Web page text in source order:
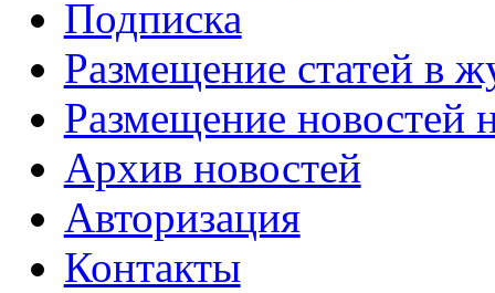
Подписка
Размещение статей в
Размещение новостей
Архив новостей
Авторизация
Контакты